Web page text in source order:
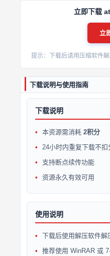
立即下载
立
提示：下载后请用压缩软件
下载说明与使用指南
下载说明
本资源需消耗 2积分
24小时内重复下载不扣
支持断点续传功能
资源永久有效可用
使用说明
下载后使用解压软件解
推荐使用 WinRAR 或